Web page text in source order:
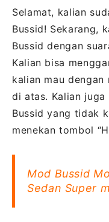
Selamat, kalian
Bussid! Sekarang,
Bussid dengan
Kalian bisa
kalian mau
di atas. Kalian
Bussid yang tidak
menekan tombol
Mod Bussid
Sedan Super